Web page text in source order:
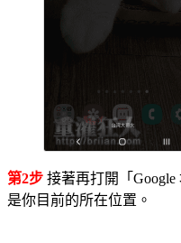
第2步 接著再打開「
是你目前的所在位置。